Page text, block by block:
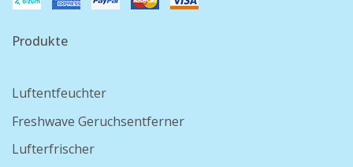
Produkte
Luftentfeuchter
Freshwave Geruchsentferner
Lufterfrischer